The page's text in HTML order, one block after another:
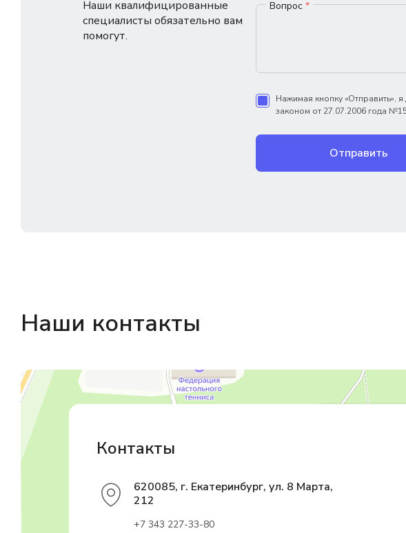
Наши квалифицированные
специалисты обязательно вам
помогут.
Вопрос *
Нажимая кнопку «Отправить»,
законом от 27.07.2006 года
Отправить
Наши контакты
Магазин резинотехники
Резиновые и резинотехнические изделия в Екатеринбурге
Садовый инвентарь и техника в Екатеринбурге
Контакты
620085, г. Екатеринбург, ул. 8 Марта,
212
+7 343 227-33-80